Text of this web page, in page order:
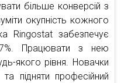
більше конверсій з
окупність кожного
Ringostat забезпечує
Працювати з нею
якого рівня. Новачки
підняти професійний